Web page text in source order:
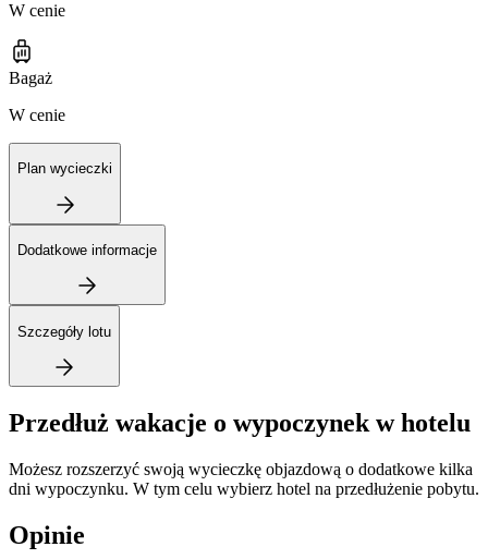
W cenie
Bagaż
W cenie
Plan wycieczki
Dodatkowe informacje
Szczegóły lotu
Przedłuż wakacje o wypoczynek w hotelu
Możesz rozszerzyć swoją wycieczkę objazdową o dodatkowe kilka
dni wypoczynku. W tym celu wybierz hotel na przedłużenie pobytu.
Opinie